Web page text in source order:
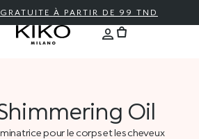
À PARTIR DE 99 TND
Oil
pour le corps et les cheveux